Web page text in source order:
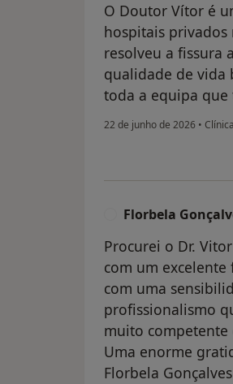
O Doutor Vítor é
hospitais
resolveu a fissura
qualidade de vida
toda a equipa
22 de junho de 2026 •
Florbela
Procurei o Dr.
com um excelente
com uma
profissionalismo
muito competente
Uma enorme
Florbela Gonçalves